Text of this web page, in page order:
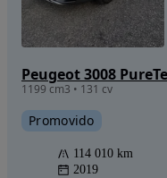
1199 cm3 • 131 cv
Promovido
114 010 km
2019